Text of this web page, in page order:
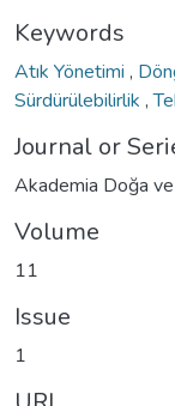
Keywords
Atık Yönetimi ,
Sürdürülebilirlik ,
Journal or
Akademia Doğa
Volume
11
Issue
1